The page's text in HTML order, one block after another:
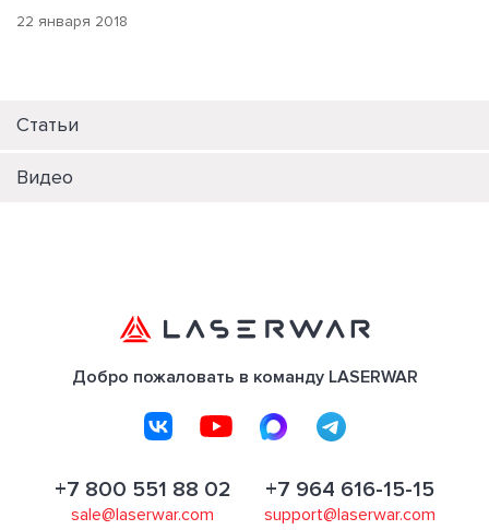
22 января 2018
Статьи
Видео
Добро пожаловать в команду LASERWAR
+7 800 551 88 02
sale@laserwar.com
+7 964 616-15-15
support@laserwar.com